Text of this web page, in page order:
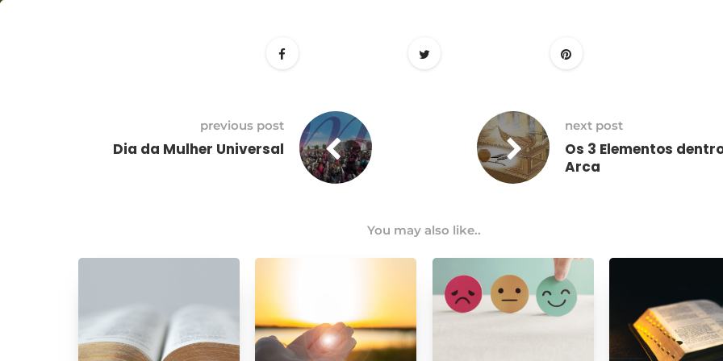
previous post
Dia da Mulher Universal
next post
Os 3 Elementos
Arca
You may also like..